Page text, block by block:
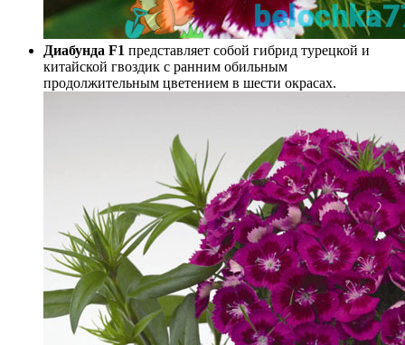
Диабунда F1 представляет собой гибрид турецкой и
китайской гвоздик с ранним обильным
продолжительным цветением в шести окрасах.